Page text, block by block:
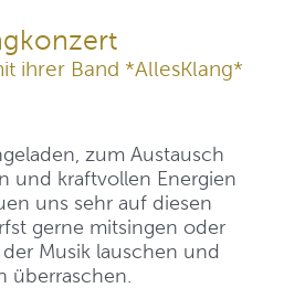
ihrer Band *AllesKlang*
zum Austausch
und kraftvollen Energien
uns sehr auf diesen
gerne mitsingen oder
Musik lauschen und
überraschen.